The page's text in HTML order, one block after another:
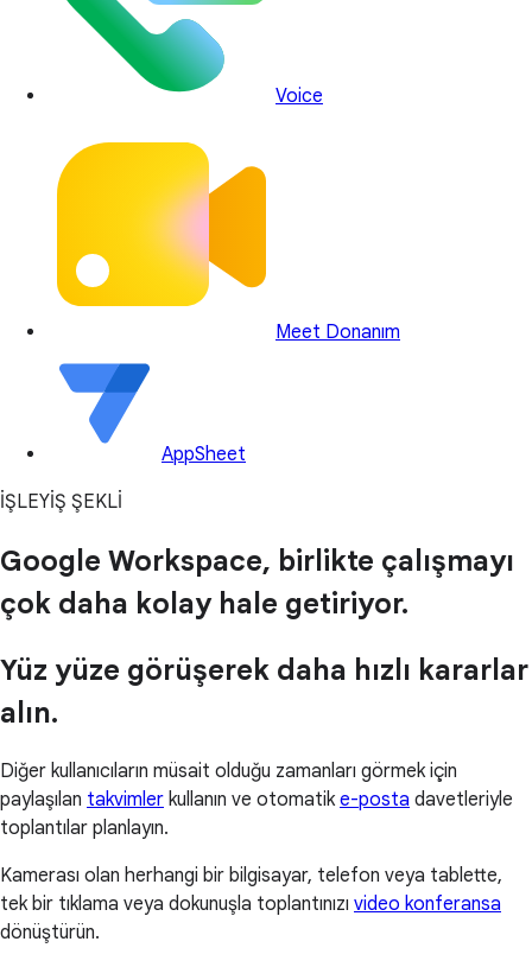
Voice
Meet Donanım
AppSheet
İŞLEYİŞ ŞEKLİ
Google Workspace, birlikte çalışmayı
çok daha kolay hale getiriyor.
Yüz yüze görüşerek daha hızlı kararlar
alın.
Diğer kullanıcıların müsait olduğu zamanları görmek için
paylaşılan takvimler kullanın ve otomatik e-posta davetleriyle
toplantılar planlayın.
Kamerası olan herhangi bir bilgisayar, telefon veya tablette,
tek bir tıklama veya dokunuşla toplantınızı video konferansa
dönüştürün.